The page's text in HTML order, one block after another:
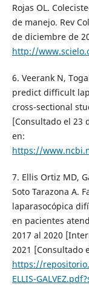
Rojas OL.
de manejo. Rev
de diciembre de
http://
6. Veerank N,
predict difficult
cross-sectional
[Consultado el 23
en:
https://
7. Ellis Ortiz MD,
Soto Tarazona A.
laparasocópica
en pacientes
2017 al 2020
2021 [Consultado
https://
ELLIS-